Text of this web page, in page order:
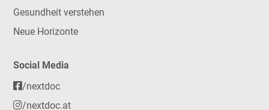
Gesundheit verstehen
Neue Horizonte
Social Media
/nextdoc
/nextdoc.at